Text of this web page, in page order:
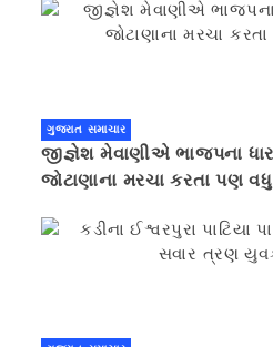
ગુજરાત સમાચાર
જીજ્ઞેશ મેવાણીએ ભાજપના
જોટાણાના મરચા કરતા પણ